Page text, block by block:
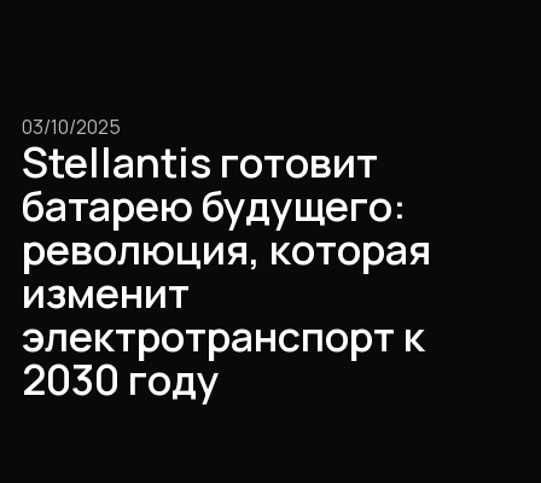
03/10/2025
Stellantis готовит
батарею будущего:
революция, которая
изменит
электротранспорт к
2030 году